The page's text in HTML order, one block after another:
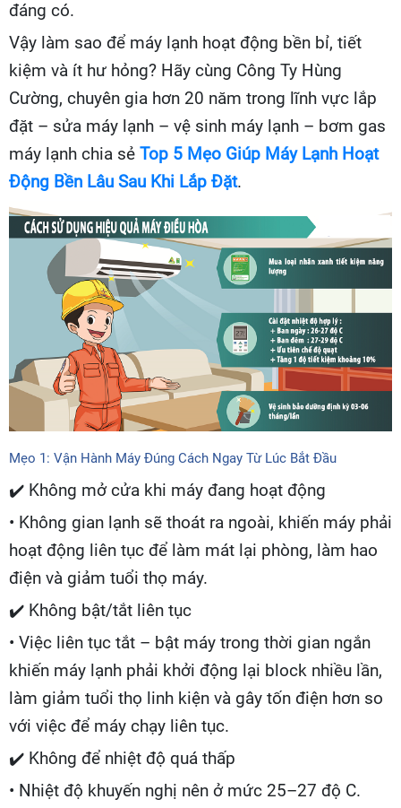
đáng có.
Vậy làm sao để máy lạnh hoạt động bền bỉ, tiết
kiệm và ít hư hỏng? Hãy cùng Công Ty Hùng
Cường, chuyên gia hơn 20 năm trong lĩnh vực lắp
đặt – sửa máy lạnh – vệ sinh máy lạnh – bơm gas
máy lạnh chia sẻ Top 5 Mẹo Giúp Máy Lạnh Hoạt
Động Bền Lâu Sau Khi Lắp Đặt.
Mẹo 1: Vận Hành Máy Đúng Cách Ngay Từ Lúc Bắt Đầu
✔️ Không mở cửa khi máy đang hoạt động
• Không gian lạnh sẽ thoát ra ngoài, khiến máy phải
hoạt động liên tục để làm mát lại phòng, làm hao
điện và giảm tuổi thọ máy.
✔️ Không bật/tắt liên tục
• Việc liên tục tắt – bật máy trong thời gian ngắn
khiến máy lạnh phải khởi động lại block nhiều lần,
làm giảm tuổi thọ linh kiện và gây tốn điện hơn so
với việc để máy chạy liên tục.
✔️ Không để nhiệt độ quá thấp
• Nhiệt độ khuyến nghị nên ở mức 25–27 độ C.